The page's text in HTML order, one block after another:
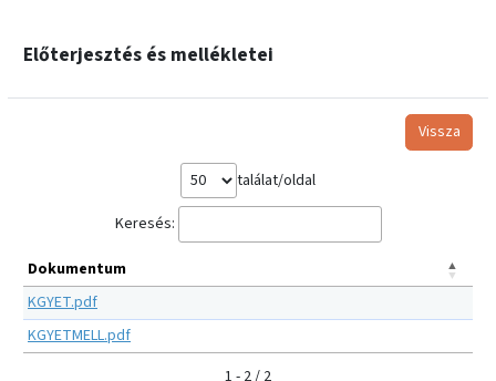
Előterjesztés és mellékletei
Vissza
találat/oldal
Keresés:
Dokumentum
KGYET.pdf
KGYETMELL.pdf
1 - 2 / 2